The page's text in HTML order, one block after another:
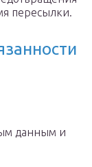
пересылки.
данным и